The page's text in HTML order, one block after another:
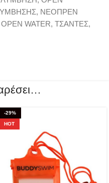
, ΝΕΟΠΡΕΝ
WATER, ΤΣΑΝΤΕΣ,
-29%
HOT